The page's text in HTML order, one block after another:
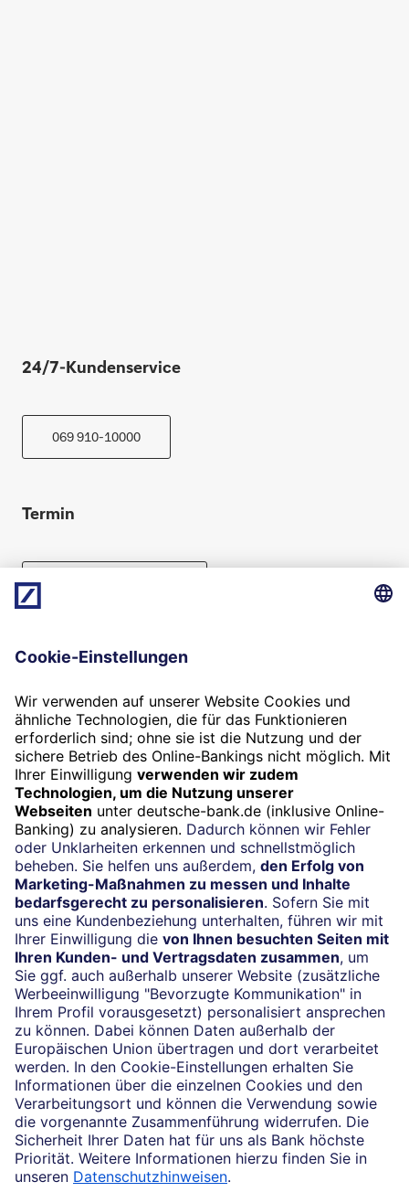
24/7-Kundenservice
069 910-10000
Termin
Folgen Sie uns
Widerruf
Vertrag widerrufen
Impressum
Konditionen und Preise
Rechtliche Hinweise
Datenschutz
Barrierefreiheit
Cookie-Einstellungen
Sicherheit und Technik
Notfallnummern